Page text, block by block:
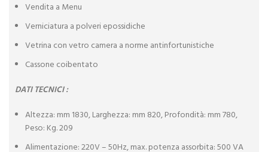
Vendita a Menu
Verniciatura a polveri epossidiche
Vetrina con vetro camera a norme antinfortunistiche
Cassone coibentato
DATI TECNICI :
Altezza: mm 1830, Larghezza: mm 820, Profondità: mm 780,
Peso: Kg. 209
Alimentazione: 220V – 50Hz, max. potenza assorbita: 500 VA